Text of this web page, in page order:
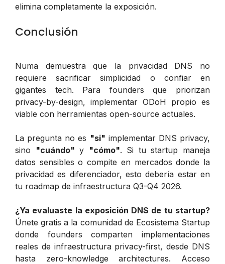
elimina completamente la exposición.
Conclusión
Numa demuestra que la privacidad DNS no
requiere sacrificar simplicidad o confiar en
gigantes tech. Para founders que priorizan
privacy-by-design, implementar ODoH propio es
viable con herramientas open-source actuales.
La pregunta no es "si" implementar DNS privacy,
sino
"cuándo" y "cómo". Si tu startup maneja
datos sensibles o compite en mercados donde la
privacidad es diferenciador, esto debería estar en
tu roadmap de infraestructura Q3-Q4 2026.
¿Ya evaluaste la exposición DNS de tu startup?
Únete gratis a la comunidad de Ecosistema Startup
donde founders comparten implementaciones
reales de infraestructura privacy-first, desde DNS
hasta zero-knowledge architectures. Acceso